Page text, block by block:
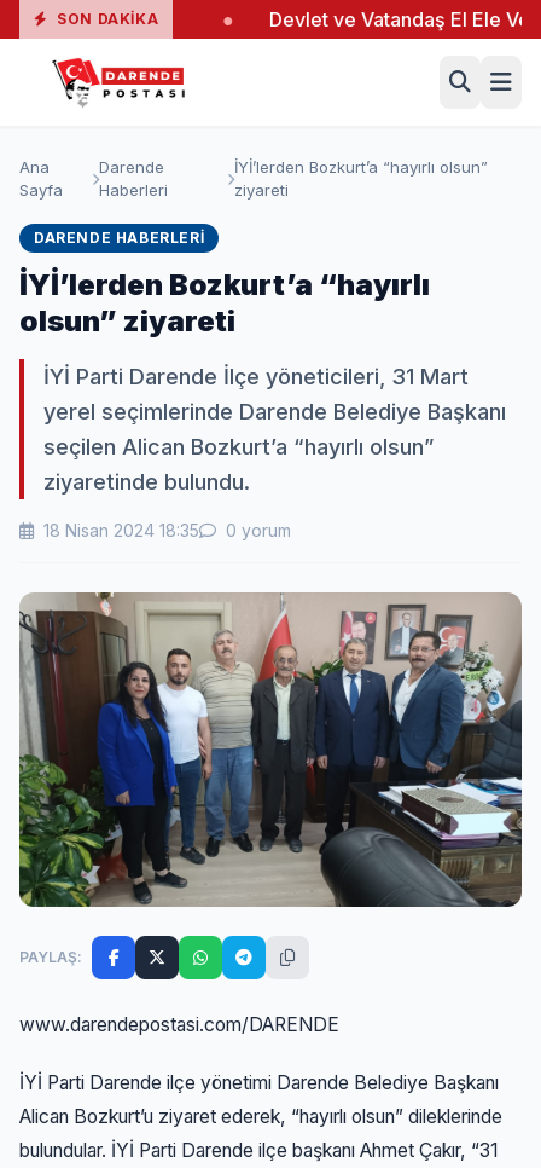
SON DAKIKA
19 Yaralı Devlet ve Vatandaş El Ele Verdi
Ana
Sayfa
Darende
Haberleri
İYİ’lerden Bozkurt’a “hayırlı olsun”
ziyareti
DARENDE HABERLERI
İYİ’lerden Bozkurt’a “hayırlı
olsun” ziyareti
İYİ Parti Darende İlçe yöneticileri, 31 Mart
yerel seçimlerinde Darende Belediye Başkanı
seçilen Alican Bozkurt’a “hayırlı olsun”
ziyaretinde bulundu.
18 Nisan 2024 18:35 0 yorum
PAYLAŞ:
www.darendepostasi.com/DARENDE
İYİ Parti Darende ilçe yönetimi Darende Belediye Başkanı
Alican Bozkurt’u ziyaret ederek, “hayırlı olsun” dileklerinde
bulundular. İYİ Parti Darende ilçe başkanı Ahmet Çakır, “31